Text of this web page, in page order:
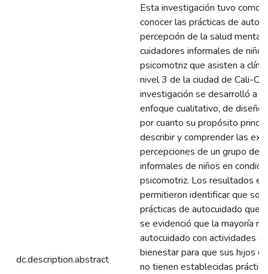
dc.description.abstract
Esta investigación tuvo como
conocer las prácticas de
percepción de la salud mental
cuidadores informales de
psicomotriz que asisten a
nivel 3 de la ciudad de Cali-
investigación se desarrolló a
enfoque cualitativo, de diseño
por cuanto su propósito
describir y comprender las
percepciones de un grupo de
informales de niños en
psicomotriz. Los resultados
permitieron identificar que son
prácticas de autocuidado que
se evidenció que la mayoría
autocuidado con actividades
bienestar para que sus hijos
no tienen establecidas